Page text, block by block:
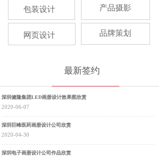
产品摄影
包装设计
品牌策划
网页设计
最新签约
深圳健隆集团LED画册设计效果图欣赏
2020-06-07
深圳巨峰医药画册设计公司欣赏
2020-04-30
深圳电子画册设计公司作品欣赏